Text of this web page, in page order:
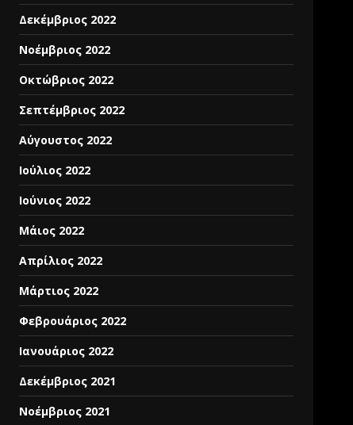
Δεκέμβριος 2022
Νοέμβριος 2022
Οκτώβριος 2022
Σεπτέμβριος 2022
Αύγουστος 2022
Ιούλιος 2022
Ιούνιος 2022
Μάιος 2022
Απρίλιος 2022
Μάρτιος 2022
Φεβρουάριος 2022
Ιανουάριος 2022
Δεκέμβριος 2021
Νοέμβριος 2021